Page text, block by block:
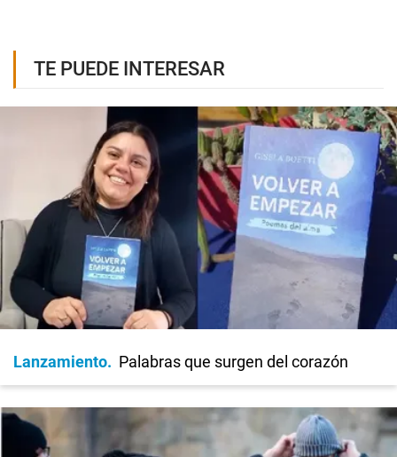
TE PUEDE INTERESAR
Lanzamiento Palabras que surgen del corazón